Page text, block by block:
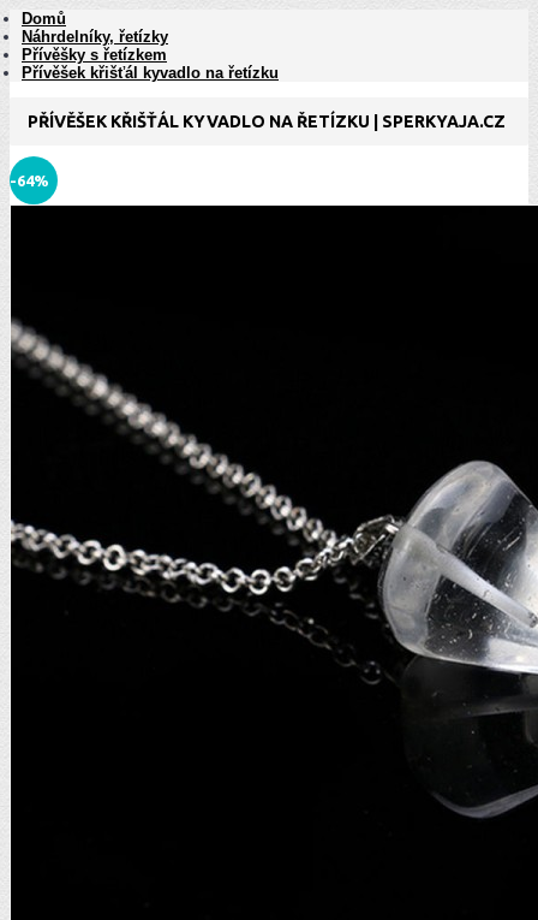
Domů
Náhrdelníky, řetízky
Přívěšky s řetízkem
Přívěšek křišťál kyvadlo na řetízku
PŘÍVĚŠEK KŘIŠŤÁL KYVADLO NA ŘETÍZKU | SPERKYAJA.CZ
-64%